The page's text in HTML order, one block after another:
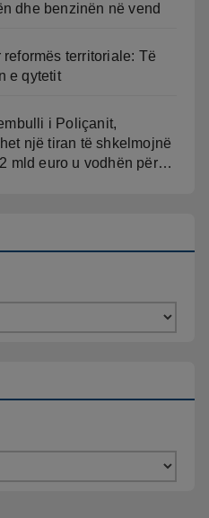
dhe benzinën në vend
territoriale: Të
e qytetit
i Poliçanit,
një tiran të shkelmojnë
mld euro u vodhën për…